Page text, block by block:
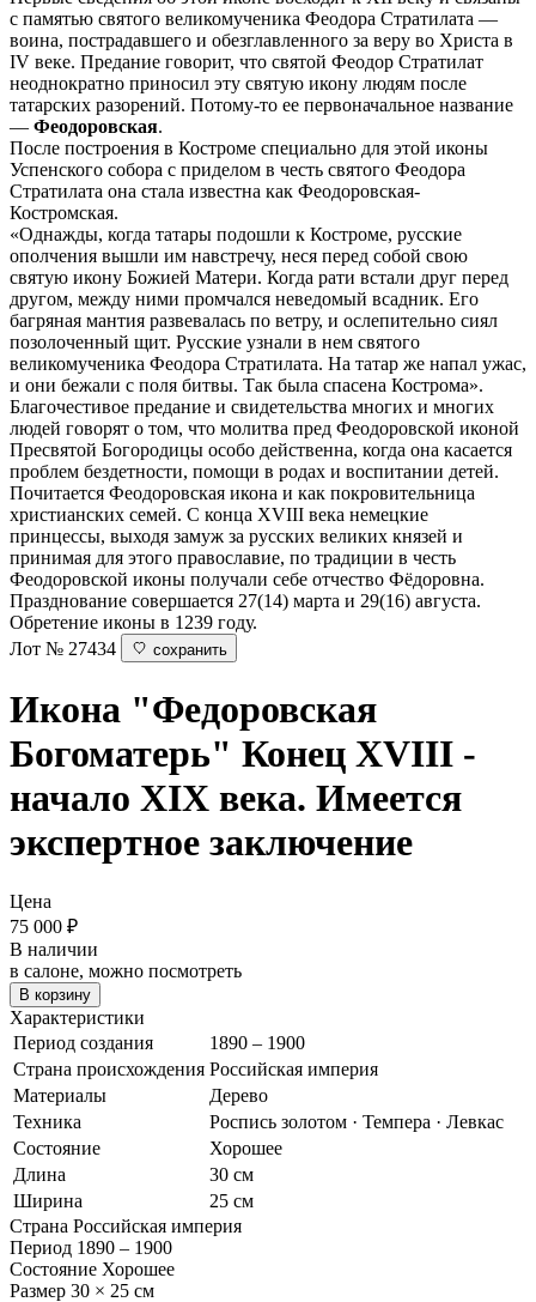
с памятью святого великомученика Феодора Стратилата —
воина, пострадавшего и обезглавленного за веру во Христа в
IV веке. Предание говорит, что святой Феодор Стратилат
неоднократно приносил эту святую икону людям после
татарских разорений. Потому-то ее первоначальное название
— Феодоровская.
После построения в Костроме специально для этой иконы
Успенского собора с приделом в честь святого Феодора
Стратилата она стала известна как Феодоровская-
Костромская.
«Однажды, когда татары подошли к Костроме, русские
ополчения вышли им навстречу, неся перед собой свою
святую икону Божией Матери. Когда рати встали друг перед
другом, между ними промчался неведомый всадник. Его
багряная мантия развевалась по ветру, и ослепительно сиял
позолоченный щит. Русские узнали в нем святого
великомученика Феодора Стратилата. На татар же напал ужас,
и они бежали с поля битвы. Так была спасена Кострома».
Благочестивое предание и свидетельства многих и многих
людей говорят о том, что молитва пред Феодоровской иконой
Пресвятой Богородицы особо действенна, когда она касается
проблем бездетности, помощи в родах и воспитании детей.
Почитается Феодоровская икона и как покровительница
христианских семей. С конца XVIII века немецкие
принцессы, выходя замуж за русских великих князей и
принимая для этого православие, по традиции в честь
Феодоровской иконы получали себе отчество Фёдоровна.
Празднование совершается 27(14) марта и 29(16) августа.
Обретение иконы в 1239 году.
Лот № 27434
сохранить
Икона "Федоровская
Богоматерь" Конец XVIII -
начало XIX века. Имеется
экспертное заключение
Цена
75 000 ₽
В наличии
в салоне, можно посмотреть
В корзину
Характеристики
Период создания
1890 – 1900
Страна происхождения Российская империя
Материалы
Дерево
Техника
Роспись золотом · Темпера · Левкас
Состояние
Хорошее
Длина
30 см
Ширина
25 см
Страна Российская империя
Период 1890 – 1900
Состояние Хорошее
Размер 30 × 25 см